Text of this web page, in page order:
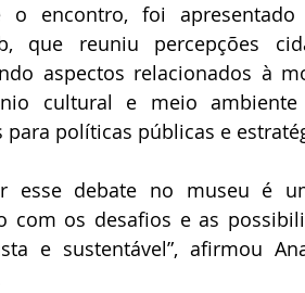
o encontro, foi
que reuniu percepções
aspectos relacionados à
cultural e meio
para políticas públicas e
esse debate no museu é
com os desafios e as
e sustentável”, afirmou